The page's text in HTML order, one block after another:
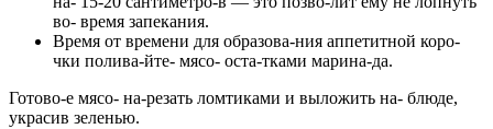
во- время запекания.
Время от времени для образова-ния аппетитной коро-
чки полива-йте- мясо- оста-тками марина-да.
Готово-е мясо- на-резать ломтиками и выложить на- блюде,
украсив зеленью.